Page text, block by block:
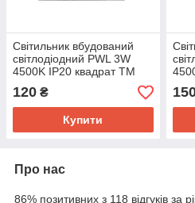
Світильник вбудований
світлодіодний PWL 3W
4500K IP20 квадрат TM
Powerlux, PW2112
120 ₴
Купити
Про нас
86% позитивних з 118 відгуків за